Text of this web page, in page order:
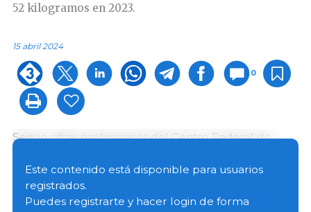
52 kilogramos en 2023.
15 abril 2024
0
Según cifras preliminares del Centro Federal de
cápita de carne en Alemania se redujo en 430
gramos, hasta 51.6 kilogramos.
Este contenido está disponible para usuarios
registrados.
Puedes registrarte y hacer login de forma